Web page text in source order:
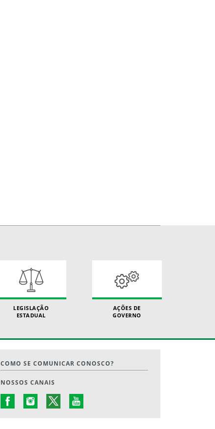
LEGISLAÇÃO
ESTADUAL
AÇÕES DE
GOVERNO
COMO SE COMUNICAR CONOSCO?
NOSSOS CANAIS